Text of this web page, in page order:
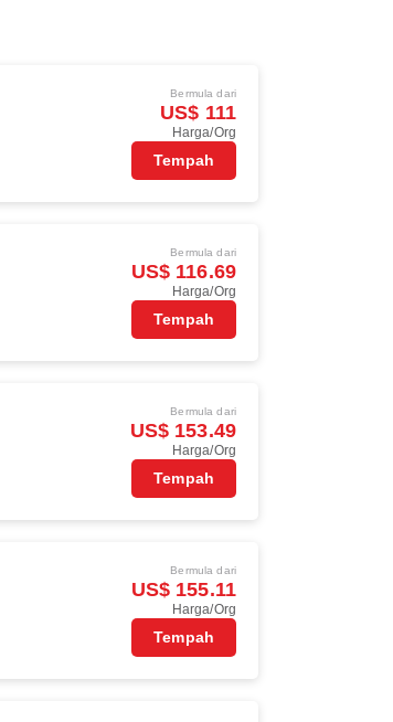
Bermula dari
US$ 111
Harga/Org
Tempah
Bermula dari
US$ 116.69
Harga/Org
Tempah
Bermula dari
US$ 153.49
Harga/Org
Tempah
Bermula dari
US$ 155.11
Harga/Org
Tempah